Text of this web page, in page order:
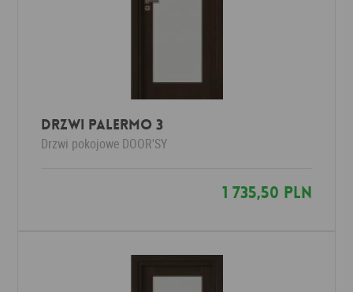
Drzwi Palermo 3
Drzwi pokojowe DOOR'SY
1 735,50 PLN